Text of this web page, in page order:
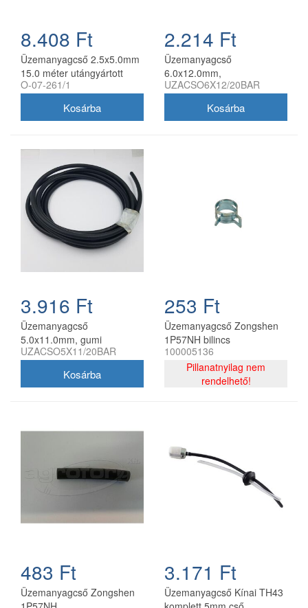
8.408 Ft
Üzemanyagcső 2.5x5.0mm
15.0 méter utángyártott
O-07-261/1
2.214 Ft
Üzemanyagcső
6.0x12.0mm,
vászonbetétes, fagumit
UZACSO6X12/20BAR
3.916 Ft
Üzemanyagcső
5.0x11.0mm, gumi
vászonbetétes, fagumit
UZACSO5X11/20BAR
253 Ft
Üzemanyagcső Zongshen
1P57NH bilincs
100005136
Pillanatnyilag nem
rendelhető!
483 Ft
Üzemanyagcső Zongshen
3.171 Ft
Üzemanyagcső Kínai TH43